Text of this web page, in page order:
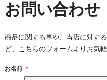
お問い合わせ
商品に関する事や、当店に対す
ど、こちらのフォームよりお気
お名前 ＊